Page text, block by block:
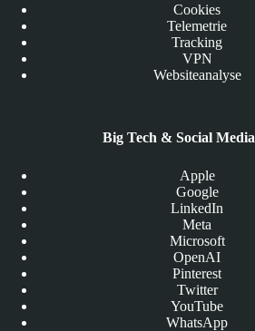
Cookies
Telemetrie
Tracking
VPN
Websiteanalyse
Big Tech & Social Media
Apple
Google
LinkedIn
Meta
Microsoft
OpenAI
Pinterest
Twitter
YouTube
WhatsApp